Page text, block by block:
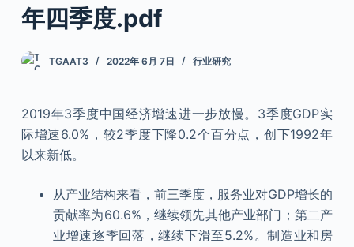
年四季度.pdf
TGAAT3 2022年 6月 7日 行业研究
2019年3季度中国经济增速进一步放慢。3季度GDP实
际增速6.0%，较2季度下降0.2个百分点，创下1992年
以来新低。
从产业结构来看，前三季度，服务业对GDP增长的
贡献率为60.6%，继续领先其他产业部门；第二产
业增速逐季回落，继续下滑至5.2%。制造业和房